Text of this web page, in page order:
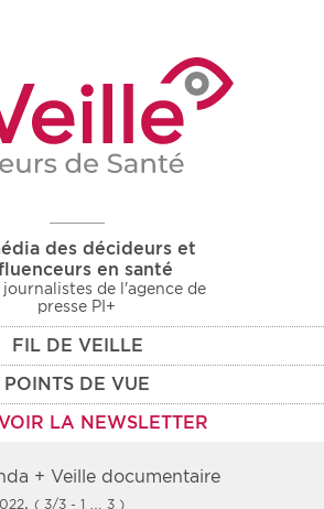
des décideurs et
en santé
journalistes de l'agence de
presse PI+
FIL DE VEILLE
POINTS DE VUE
LA NEWSLETTER
+ Veille documentaire
, ( 3/3 - 1 … 3 )